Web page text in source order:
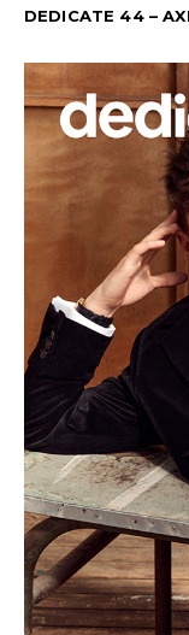
DEDICATE 44 –